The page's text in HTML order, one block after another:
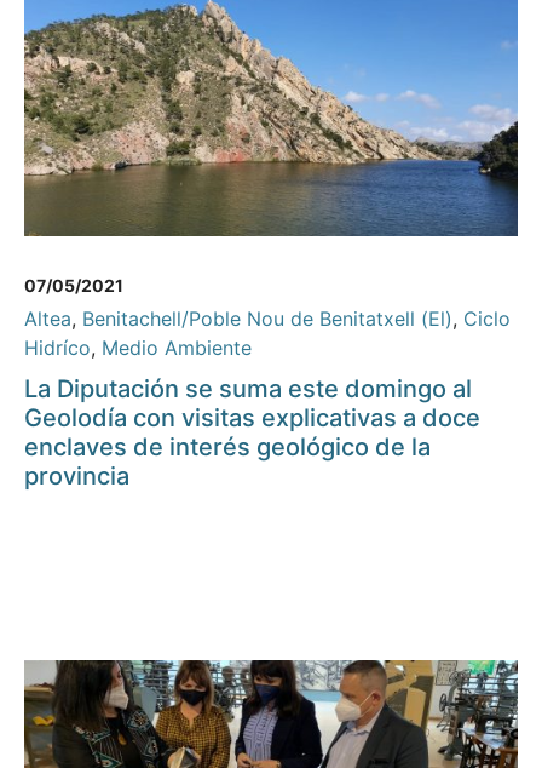
07/05/2021
Altea, Benitachell/Poble Nou de Benitatxell (El), Ciclo
Hidríco, Medio Ambiente
La Diputación se suma este domingo al
Geolodía con visitas explicativas a doce
enclaves de interés geológico de la
provincia